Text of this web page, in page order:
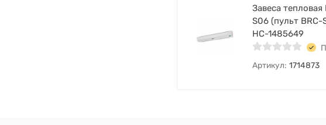
Завеса тепловая
S06 (пульт BRC-
НС-1485649
Артикул: 1714873